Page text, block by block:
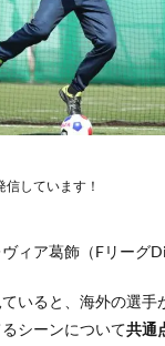
しています！
ィア葛飾（Fリーグ
いると、海外の選手
シーンについて共通